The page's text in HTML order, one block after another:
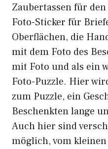
Zaubertassen für
Foto-Sticker für
Oberflächen, die
mit dem Foto des
mit Foto und als ein
Foto-Puzzle. Hier
zum Puzzle, ein
Beschenkten lange
Auch hier sind
möglich, vom